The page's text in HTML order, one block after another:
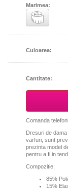
Marimea:
Culoarea:
Cantitate:
Comanda
Dresuri de
varfuri, sunt
prezinta model
pentru a fi in
Compozitie:
85%
15%